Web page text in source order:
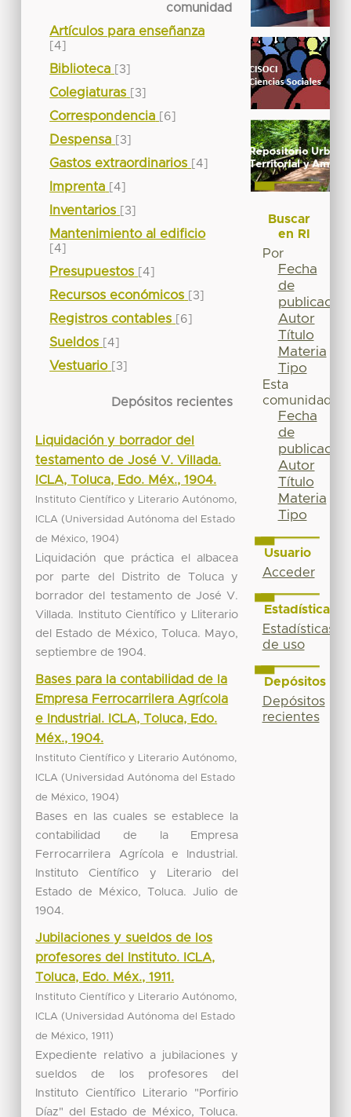
comunidad
Artículos para enseñanza
[4]
Biblioteca [3]
Colegiaturas [3]
Correspondencia [6]
Despensa [3]
Gastos extraordinarios [4]
Imprenta [4]
Inventarios [3]
Mantenimiento al edificio
[4]
Presupuestos [4]
Recursos económicos [3]
Registros contables [6]
Sueldos [4]
Vestuario [3]
Depósitos recientes
Liquidación y borrador del
testamento de José V. Villada.
ICLA, Toluca, Edo. Méx., 1904.
Instituto Científico y Literario Autónomo,
ICLA (Universidad Autónoma del Estado
de México,1904)
Liquidación que práctica el albacea
por parte del Distrito de Toluca y
borrador del testamento de José V.
Villada. Instituto Científico y Lliterario
del Estado de México, Toluca. Mayo,
septiembre de 1904.
Bases para la contabilidad de la
Empresa Ferrocarrilera Agrícola
e Industrial. ICLA, Toluca, Edo.
Méx., 1904.
Instituto Científico y Literario Autónomo,
ICLA (Universidad Autónoma del Estado
de México,1904)
Bases en las cuales se establece la
contabilidad de la Empresa
Ferrocarrilera Agrícola e Industrial.
Instituto Científico y Literario del
Estado de México, Toluca. Julio de
1904.
Jubilaciones y sueldos de los
profesores del Instituto. ICLA,
Toluca, Edo. Méx., 1911.
Instituto Científico y Literario Autónomo,
ICLA (Universidad Autónoma del Estado
de México,1911 )
Expediente relativo a jubilaciones y
sueldos de los profesores del
Instituto Científico Literario "Porfirio
Díaz" del Estado de México, Toluca.
Buscar
en RI
Por
Fecha
de
publicación
Autor
Título
Materia
Tipo
Esta
comunidad
Fecha
de
publicación
Autor
Título
Materia
Tipo
Usuario
Acceder
Estadísticas
Estadísticas
de uso
Depósitos
Depósitos
recientes